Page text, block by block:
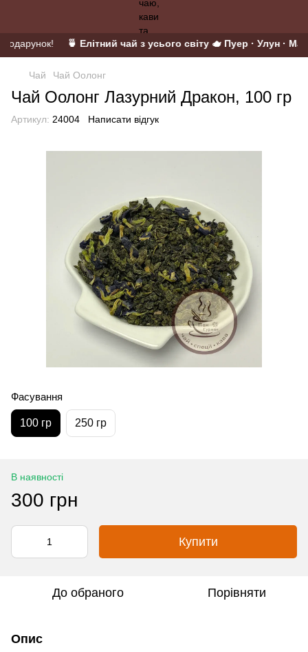
🍵 Елітний чай з усього світу 🫖 Пуер · Улун ·
Чай Чай Оолонг
Чай Оолонг Лазурний Дракон, 100 гр
Артикул: 24004 Написати відгук
Фасування
100 гр 250 гр
В наявності
300 грн
Купити
До обраного Порівняти
Опис